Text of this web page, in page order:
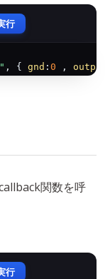
行
, { gnd : 0 , output
関数を呼
行